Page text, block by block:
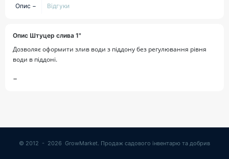
Опис Відгуки
Опис Штуцер слива 1"
Дозволяє оформити злив води з піддону без регулювання рівня
води в піддоні.
© 2012 - 2026 GrowMarket. Продаж садового інвентарю та добрив